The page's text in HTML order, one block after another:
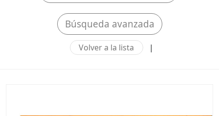
Búsqueda avanzada
Volver a la lista |